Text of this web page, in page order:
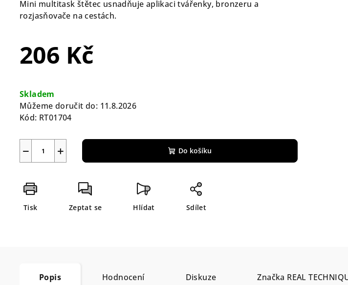
5
hvězdiček.
Mini multitask štětec usnadňuje aplikaci tvářenky, bronzeru a
rozjasňovače na cestách.
206 Kč
cena:
Skladem
Můžeme doručit do: 11.8.2026
Kód: RT01704
+
− Do košíku
Tisk Zeptat se Hlídat Sdílet
Popis Hodnocení Diskuze Značka REAL